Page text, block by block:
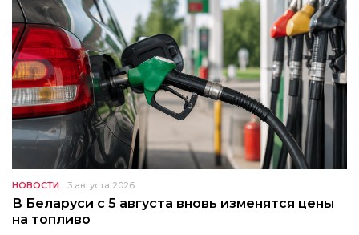
НОВОСТИ 3 августа 2026
В Беларуси с 5 августа вновь изменятся цены
на топливо